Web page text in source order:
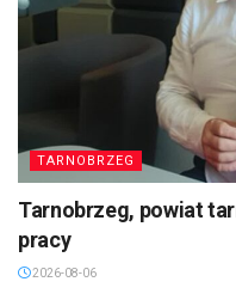
TARNOBRZEG
Tarnobrzeg, powiat
pracy
2026-08-06